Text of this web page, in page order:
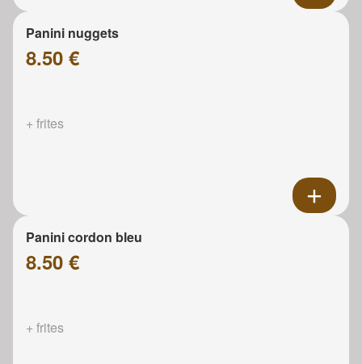
Panini nuggets
8.50 €
+ frites
Panini cordon bleu
8.50 €
+ frites